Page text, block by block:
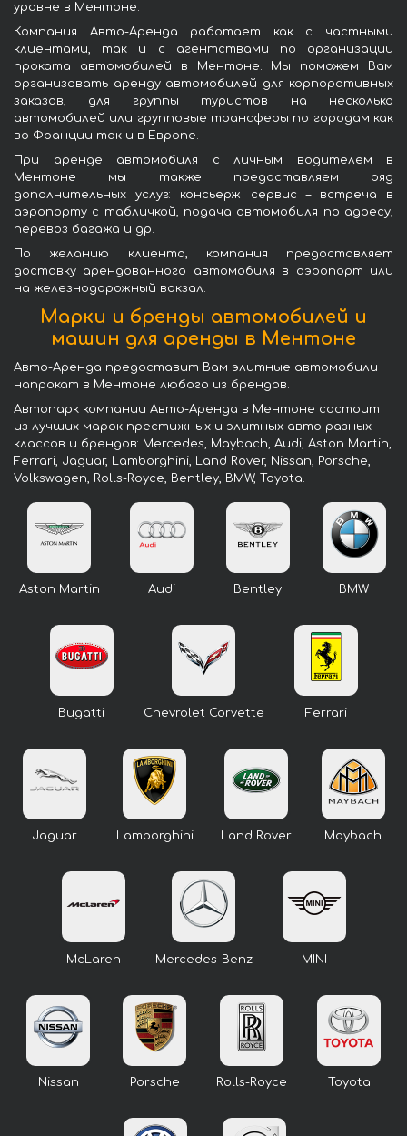
уровне в Ментоне.
Компания Авто-Аренда работает как с частными
клиентами, так и с агентствами по организации
проката автомобилей в Ментоне. Мы поможем Вам
организовать аренду автомобилей для корпоративных
заказов, для группы туристов на несколько
автомобилей или групповые трансферы по городам как
во Франции так и в Европе.
При аренде автомобиля с личным водителем в
Ментоне мы также предоставляем ряд
дополнительных услуг: консьерж сервис – встреча в
аэропорту с табличкой, подача автомобиля по адресу,
перевоз багажа и др.
По желанию клиента, компания предоставляет
доставку арендованного автомобиля в аэропорт или
на железнодорожный вокзал.
Марки и бренды автомобилей и
машин для аренды в Ментоне
Авто-Аренда предоставит Вам элитные автомобили
напрокат в Ментоне любого из брендов.
Автопарк компании Авто-Аренда в Ментоне состоит
из лучших марок престижных и элитных авто разных
классов и брендов: Mercedes, Maybach, Audi, Aston Martin,
Ferrari, Jaguar, Lamborghini, Land Rover, Nissan, Porsche,
Volkswagen, Rolls-Royce, Bentley, BMW, Toyota.
Aston Martin Audi Bentley BMW
Bugatti Chevrolet Corvette Ferrari
Jaguar Lamborghini Land Rover Maybach
McLaren Mercedes-Benz MINI
Nissan Porsche Rolls-Royce Toyota